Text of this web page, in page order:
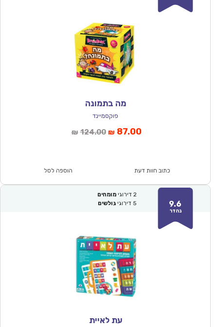
מה בתמונה
פוקסמיינד
₪ 124.00המחיר
₪124.00.
₪ 87.00המחיר
כתוב חוות דעת הוספה לסל
9.6
נהדר
2 דירוגי מומחים
5 דירוגי גולשים
עת לאיית